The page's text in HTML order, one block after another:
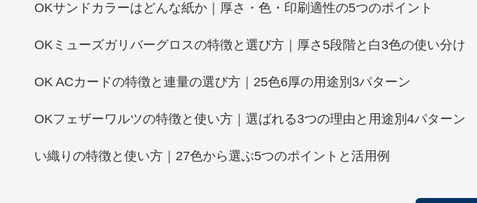
OKサンドカラーはどんな紙か｜厚さ・色・印刷適性の5つのポイント
OKミューズガリバーグロスの特徴と選び方｜厚さ5段階と白3色の使い分け
OK ACカードの特徴と連量の選び方｜25色6厚の用途別3パターン
OKフェザーワルツの特徴と使い方｜選ばれる3つの理由と用途別4パターン
い織りの特徴と使い方｜27色から選ぶ5つのポイントと活用例